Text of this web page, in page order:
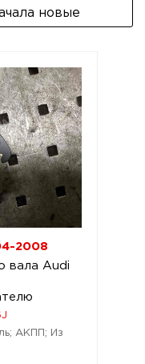
новые
2008
вала Audi
АКПП; Из